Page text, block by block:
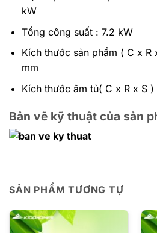
kW
Tổng công suất : 7.2 kW
Kích thước sản phẩm ( C x
mm
Kích thước âm tủ( C x R x S
Bản vẽ kỹ thuật của sản
SẢN PHẨM TƯƠNG TỰ